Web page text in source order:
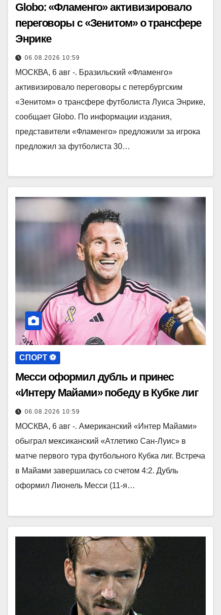
Globo: «Фламенго» активизировало
переговоры с «Зенитом» о трансфере
Энрике
06.08.2026 10:59
МОСКВА, 6 авг -. Бразильский «Фламенго»
активизировало переговоры с петербургским
«Зенитом» о трансфере футболиста Луиса Энрике,
сообщает Globo. По информации издания,
представители «Фламенго» предложили за игрока
предложил за футболиста 30…
СПОРТ ⚽️
Месси оформил дубль и принес
«Интеру Майами» победу в Кубке лиг
06.08.2026 10:59
МОСКВА, 6 авг -. Американский «Интер Майами»
обыграл мексиканский «Атлетико Сан-Луис» в
матче первого тура футбольного Кубка лиг. Встреча
в Майами завершилась со счетом 4:2. Дубль
оформил Лионель Месси (11-я…